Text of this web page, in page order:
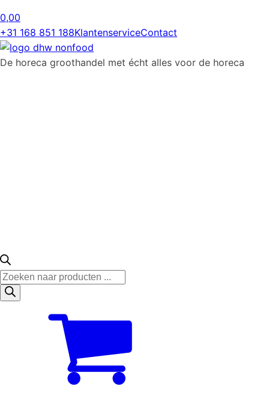
0,00
+31 168 851 188KlantenserviceContact
De horeca groothandel met écht alles voor de horeca
Producten
zoeken